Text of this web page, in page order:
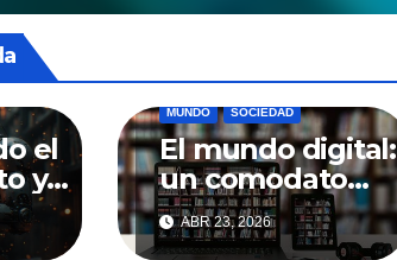
el
y
MUNDO SOCIEDAD
El mundo digital:
un comodato
perpetuo
ABR 23, 2026